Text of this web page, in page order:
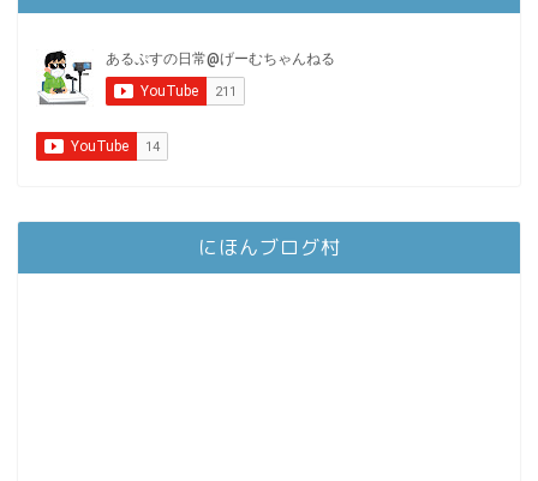
にほんブログ村